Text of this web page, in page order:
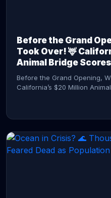
Before the Grand
Took Over! 🦌
Animal Bridge
Before the Grand Opening,
California’s $20 Million